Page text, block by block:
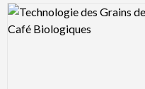
Logo Preview Image